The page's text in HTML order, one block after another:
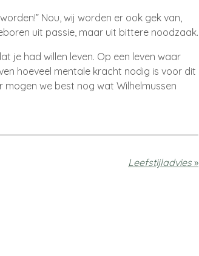
Nou, wij worden er ook gek van,
uit passie, maar uit bittere noodzaak.
je had willen leven. Op een leven waar
hoeveel mentale kracht nodig is voor dit
we best nog wat Wilhelmussen
Leefstijladvies »